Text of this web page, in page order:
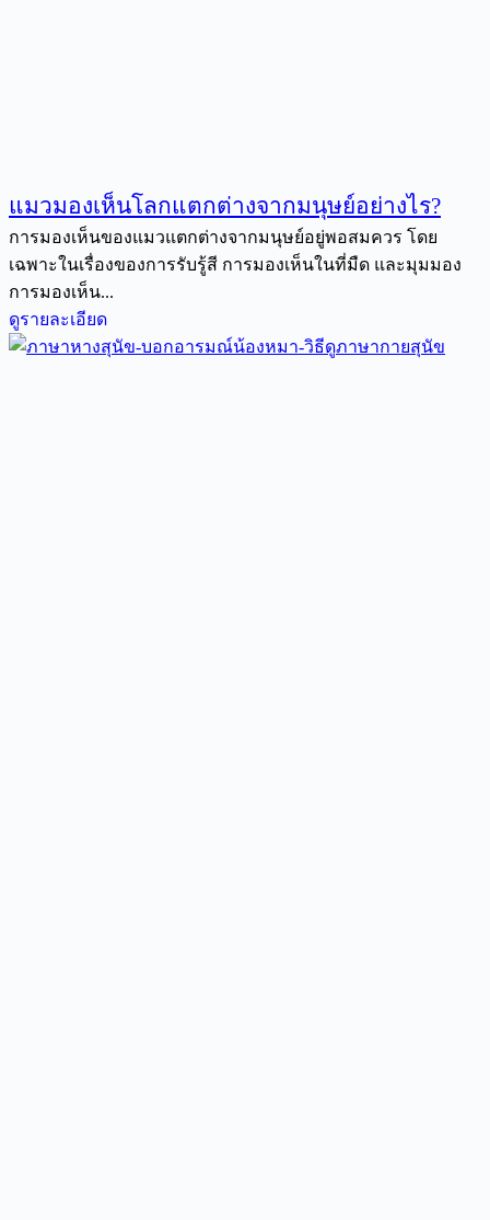
แมวมองเห็นโลกแตกต่างจากมนุษย์อย่างไร?
การมองเห็นของแมวแตกต่างจากมนุษย์อยู่พอสมควร โดย
เฉพาะในเรื่องของการรับรู้สี การมองเห็นในที่มืด และมุมมอง
การมองเห็น...
ดูรายละเอียด